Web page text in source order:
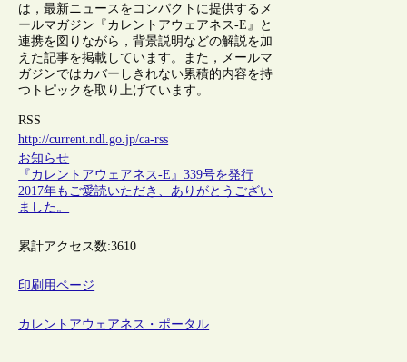
は，最新ニュースをコンパクトに提供するメ
ールマガジン『カレントアウェアネス-E』と
連携を図りながら，背景説明などの解説を加
えた記事を掲載しています。また，メールマ
ガジンではカバーしきれない累積的内容を持
つトピックを取り上げています。
RSS
http://current.ndl.go.jp/ca-rss
お知らせ
『カレントアウェアネス-E』339号を発行
2017年もご愛読いただき、ありがとうござい
ました。
累計アクセス数:3610
印刷用ページ
カレントアウェアネス・ポータル